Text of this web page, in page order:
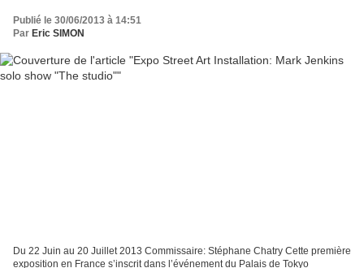
Publié le 30/06/2013 à 14:51
Par Eric SIMON
Du 22 Juin au 20 Juillet 2013 Commissaire: Stéphane Chatry Cette première
exposition en France s’inscrit dans l’événement du Palais de Tokyo